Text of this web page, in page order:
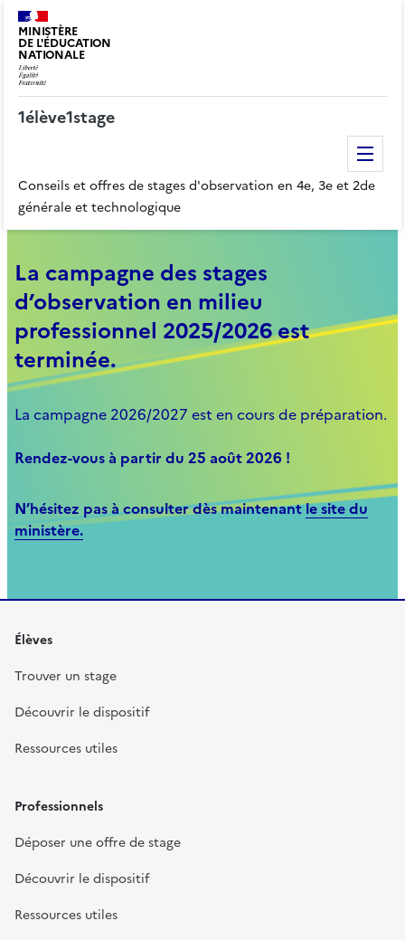
MINISTÈRE
DE L'ÉDUCATION
NATIONALE
1élève1stage
Conseils et offres de stages d'observation en 4e, 3e et 2de
générale et technologique
La campagne des stages
d’observation en milieu
professionnel 2025/2026 est
terminée.
La campagne 2026/2027 est en cours de préparation.
Rendez-vous à partir du 25 août 2026 !
N’hésitez pas à consulter dès maintenantle site du
ministère.
Élèves
Trouver un stage
Découvrir le dispositif
Ressources utiles
Professionnels
Déposer une offre de stage
Découvrir le dispositif
Ressources utiles